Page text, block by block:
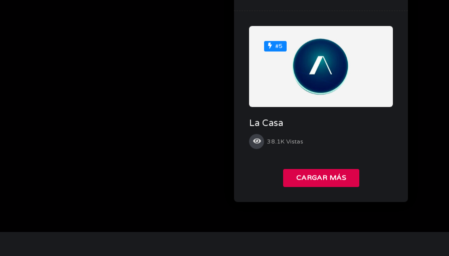
#5
La Casa
38.1K Vistas
CARGAR MÁS